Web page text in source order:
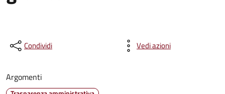
Condividi Vedi azioni
Argomenti